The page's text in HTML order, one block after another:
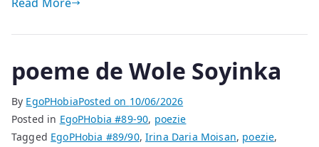
poeme de Wole Soyinka
By EgoPHobiaPosted on 10/06/2026
Posted in EgoPHobia #89-90, poezie
Tagged EgoPHobia #89/90,Irina Daria Moisan, poezie,